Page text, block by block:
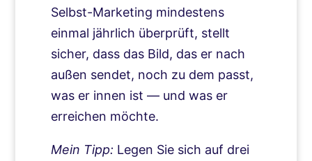
Selbst-Marketing mindestens
einmal jährlich überprüft, stellt
sicher, dass das Bild, das er nach
außen sendet, noch zu dem passt,
was er innen ist — und was er
erreichen möchte.
Mein Tipp: Legen Sie sich auf drei